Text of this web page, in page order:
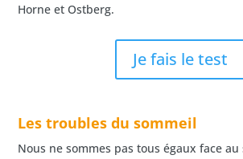
Horne et Ostberg.
Je fais le test
Les troubles du sommeil
Nous ne sommes pas tous égaux face